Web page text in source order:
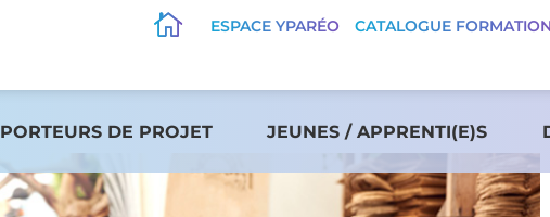
 ESPACE YPARÉO CATALOGUE FORMATION
PORTEURS DE PROJET JEUNES / APPRENTI(E)S